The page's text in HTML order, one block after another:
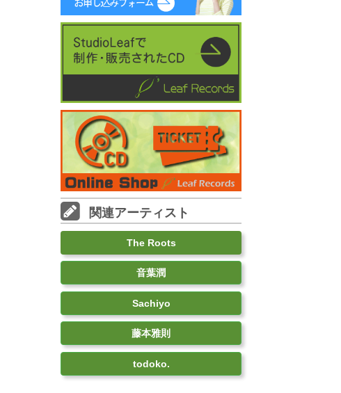
関連アーティスト
The Roots
音葉潤
Sachiyo
藤本雅則
todoko.